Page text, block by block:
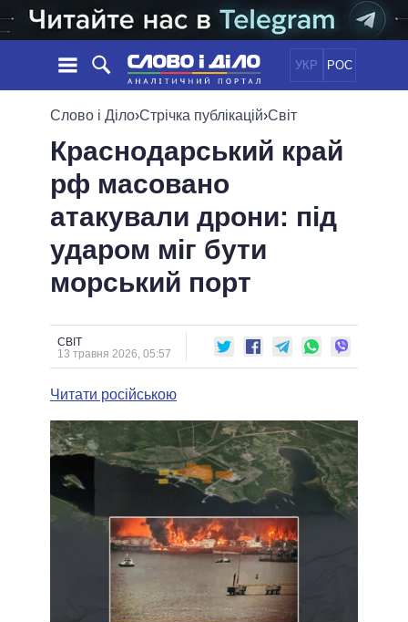
УКР РОС
НОВИНИ
СТРІЧКА
ПОДІЇ
СТАТТІ
ДУМКИ
ОГЛЯДИ
ДАЙДЖЕСТИ
ПОЛІТИКА
ЕКОНОМІКА
СУСПІЛЬСТВО
СВІТ
ОБIЦЯНКИ
ПОЛIТИКИ
УСІ ПОЛІТИКИ
ПРЕЗИДЕНТ І ОФІС
ВЕРХОВНА РАДА
ГОЛОВИ ОБЛАДМІНІСТРАЦІЙ
МЕРИ МІСТ
ВСІ ПЕРСОНИ
ІНФОГРАФІКА
ВІДЕО
ПОРІВНЯННЯ ПОЛІТИКІВ
Слово і Діло›Стрічка публікацій›Світ
Краснодарський край
рф масовано
атакували дрони: під
ударом міг бути
морський порт
СВІТ
13 травня 2026, 05:57
Читати російською